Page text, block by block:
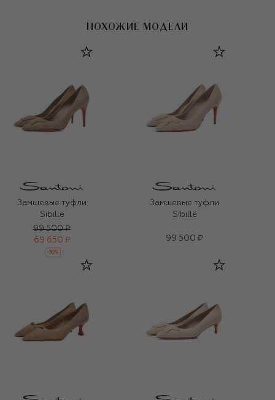
ПОХОЖИЕ МОДЕЛИ
Замшевые туфли
Sibille
99 500 ₽
69 650 ₽
-30%
Замшевые туфли
Sibille
99 500 ₽